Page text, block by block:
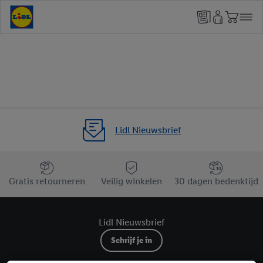
Lidl Nieuwsbrief
Jouw voordelen bij ons als Lidl webshop klant
Gratis retourneren
Veilig winkelen 30 dagen bedenktijd
Lidl Nieuwsbrief
Schrijf je in